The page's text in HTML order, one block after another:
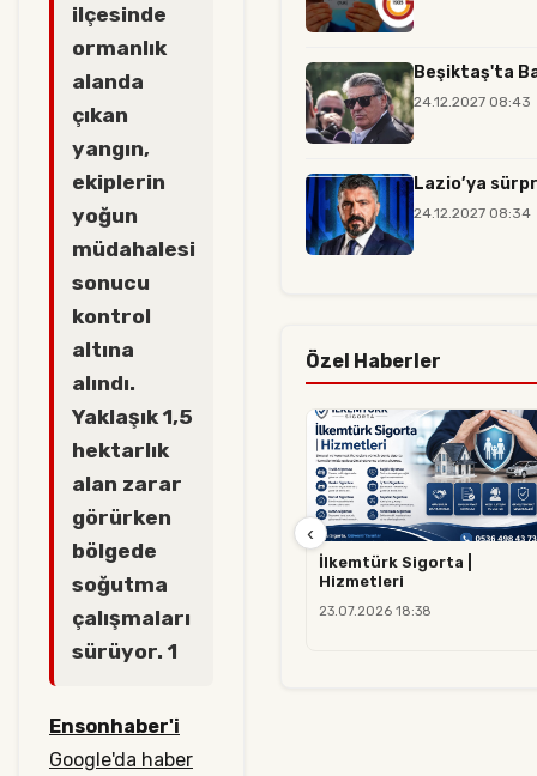
ilçesinde
ormanlık
alanda
çıkan
yangın,
ekiplerin
yoğun
müdahalesi
sonucu
kontrol
altına
alındı.
Yaklaşık 1,5
hektarlık
alan zarar
görürken
bölgede
soğutma
çalışmaları
sürüyor. 1
Ensonhaber'i
Google'da haber
Beşiktaş'ta
24.12.2027 08:43
Lazio’ya
24.12.2027 08:34
Özel Haberler
İlkemtürk Sigorta |
Hizmetleri
23.07.2026 18:38
‹